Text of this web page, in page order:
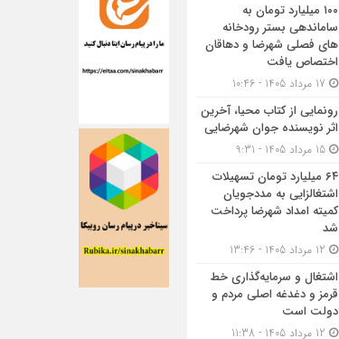
۱۰۰ میلیارد تومان به
ساماندهی بستر رودخانه
های فصلی شهرضا و دهاقان
اختصاص یافت
رونمایی از کتاب محیا، آخرین
اثر نویسنده جوان شهرضایی
۶۴ میلیارد تومان تسهیلات
اشتغالزایی به مددجویان
کمیته امداد شهرضا پرداخت
شد
اشتغال و سرمایه‌گذاری خط
قرمز و دغدغه اصلی مردم و
دولت است